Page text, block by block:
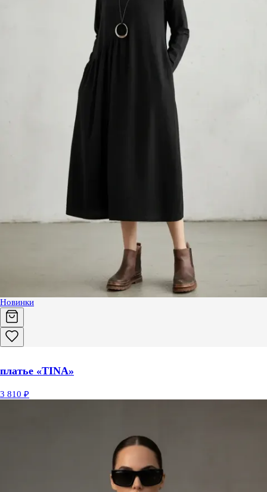
Новинки
платье «TINA»
3 810 ₽